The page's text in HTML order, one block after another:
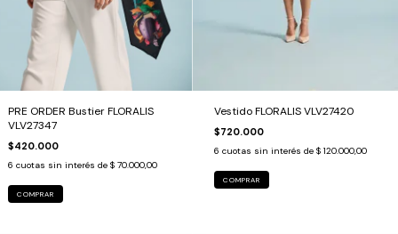
PRE ORDER Bustier FLORALIS
VLV27347
$420.000
6 cuotas sin interés de $ 70.000,00
COMPRAR
Vestido FLORALIS VLV27420
$720.000
6 cuotas sin interés de $ 120.000,00
COMPRAR